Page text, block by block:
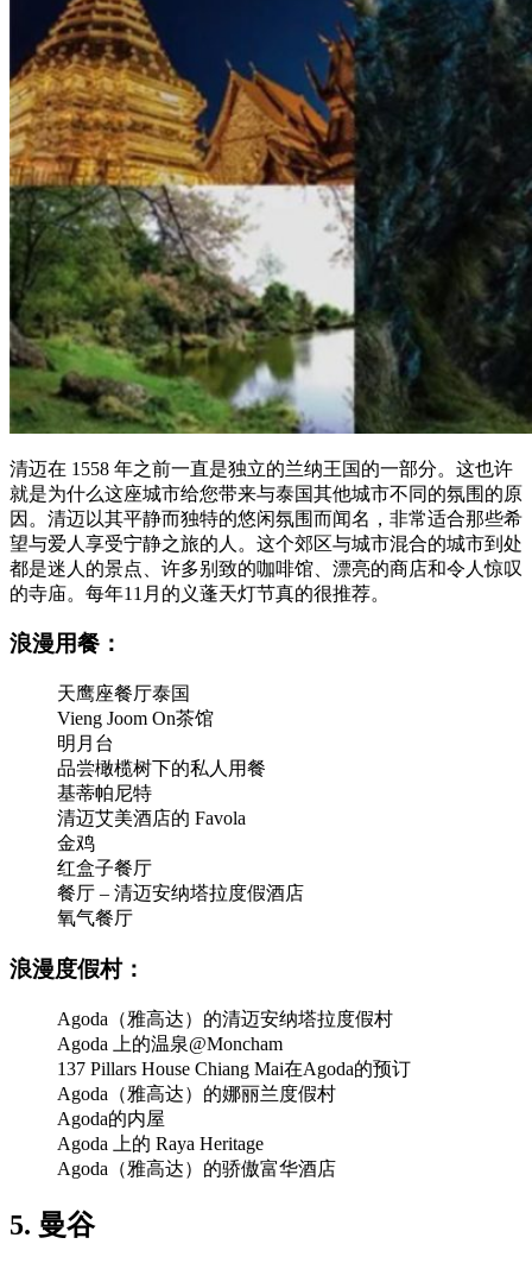
清迈在 1558 年之前一直是独立的兰纳王国的一部分。这也许
就是为什么这座城市给您带来与泰国其他城市不同的氛围的原
因。清迈以其平静而独特的悠闲氛围而闻名，非常适合那些希
望与爱人享受宁静之旅的人。这个郊区与城市混合的城市到处
都是迷人的景点、许多别致的咖啡馆、漂亮的商店和令人惊叹
的寺庙。每年11月的义蓬天灯节真的很推荐。
浪漫用餐：
天鹰座餐厅泰国
Vieng Joom On茶馆
明月台
品尝橄榄树下的私人用餐
基蒂帕尼特
清迈艾美酒店的 Favola
金鸡
红盒子餐厅
餐厅 – 清迈安纳塔拉度假酒店
氧气餐厅
浪漫度假村：
Agoda（雅高达）的清迈安纳塔拉度假村
Agoda 上的温泉@Moncham
137 Pillars House Chiang Mai在Agoda的预订
Agoda（雅高达）的娜丽兰度假村
Agoda的内屋
Agoda 上的 Raya Heritage
Agoda（雅高达）的骄傲富华酒店
5. 曼谷